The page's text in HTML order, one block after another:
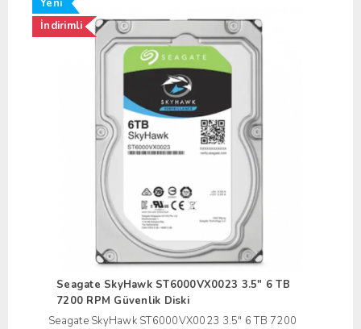
Seagate SkyHawk ST6000VX0023 3.5" 6 TB
7200 RPM Güvenlik Diski
Seagate SkyHawk ST6000VX0023 3.5" 6 TB 7200
Yeni
İndirimli